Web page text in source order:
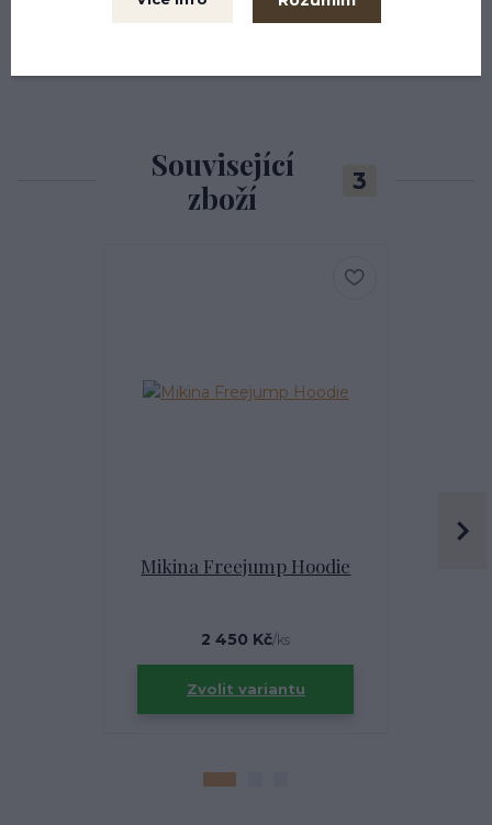
Související
zboží
3
Mikina Freejump Hoodie
2 450 Kč/ks
Zvolit variantu